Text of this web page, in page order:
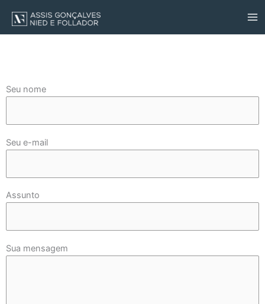
content
Seu nome
Seu e-mail
Assunto
Sua mensagem